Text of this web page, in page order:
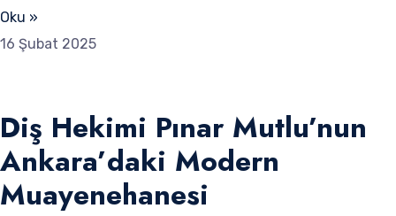
Oku »
16 Şubat 2025
Diş Hekimi Pınar Mutlu’nun
Ankara’daki Modern
Muayenehanesi